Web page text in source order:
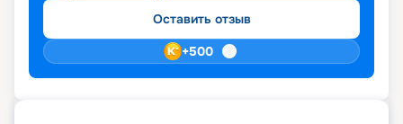
Оставить отзыв
+500